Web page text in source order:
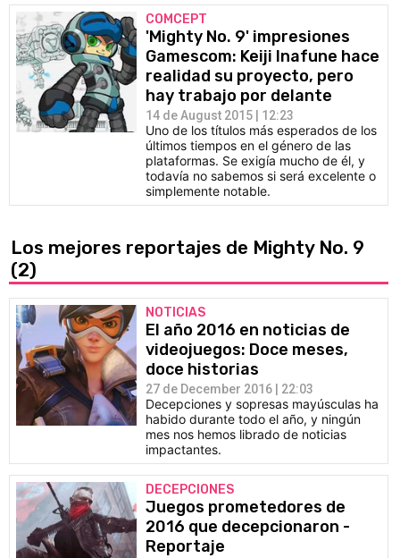
COMCEPT
'Mighty No. 9' impresiones
Gamescom: Keiji Inafune hace
realidad su proyecto, pero
hay trabajo por delante
14 de August 2015 | 12:23
Uno de los títulos más esperados de los
últimos tiempos en el género de las
plataformas. Se exigía mucho de él, y
todavía no sabemos si será excelente o
simplemente notable.
Los mejores reportajes de Mighty No. 9
(2)
NOTICIAS
El año 2016 en noticias de
videojuegos: Doce meses,
doce historias
27 de December 2016 | 22:03
Decepciones y sopresas mayúsculas ha
habido durante todo el año, y ningún
mes nos hemos librado de noticias
impactantes.
DECEPCIONES
Juegos prometedores de
2016 que decepcionaron -
Reportaje